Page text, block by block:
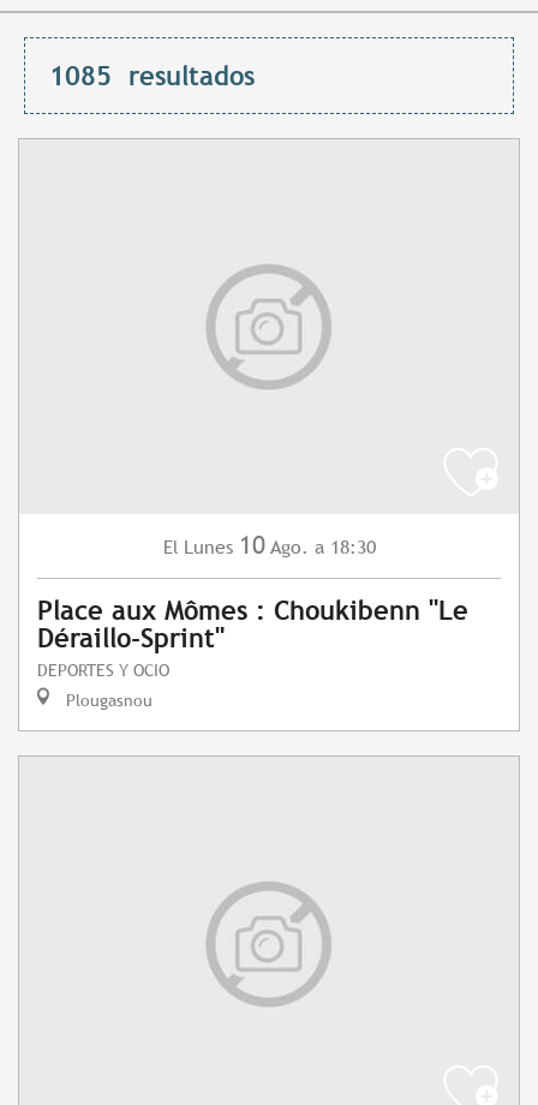
1085 resultados
El Lunes 10 Ago. a 18:30
Place aux Mômes : Choukibenn "Le
Déraillo-Sprint"
DEPORTES Y OCIO
Plougasnou